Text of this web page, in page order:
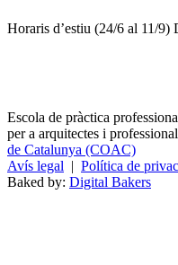
Horaris d’estiu (24/6 al 11/
Escola de pràctica
per a arquitectes i
de Catalunya (COAC)
Avís legal | Política de
Baked by: Digital Bakers